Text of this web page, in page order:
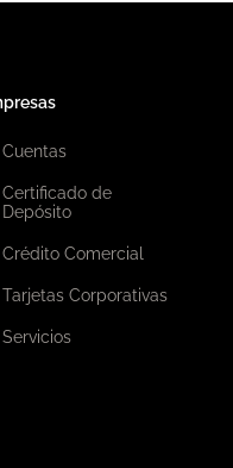
Cuentas
Certificado de
Depósito
Crédito Comercial
Tarjetas Corporativas
Servicios